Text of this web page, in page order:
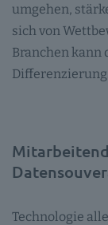
umgehen,
sich von
Branchen kann
Technologie